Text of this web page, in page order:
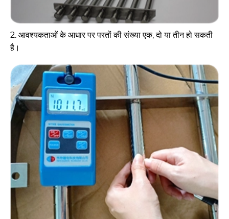
2. आवश्यकताओं के आधार पर परतों की संख्या एक, दो या तीन हो सकती
है।